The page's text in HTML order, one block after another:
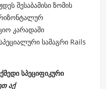
შესაბამისი ზომის
კარადაში
სამაგრი Rails
სპეციფიკური
აქ